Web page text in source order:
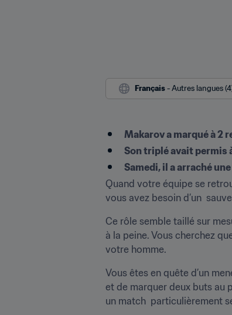
Français - Autres langues
Makarov a marqué à 2
Son triplé avait permis
Samedi, il a arraché
Quand votre équipe se
vous avez besoin d’un
Ce rôle semble taillé sur
à la peine. Vous cherchez
votre homme.
Vous êtes en quête d’un
et de marquer deux buts au
un match  particulièrement